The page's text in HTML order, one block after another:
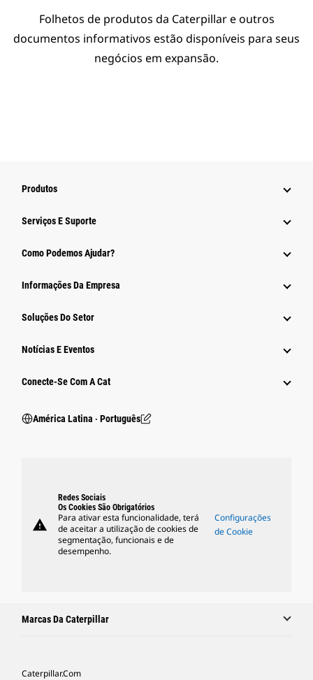
Folhetos de produtos da Caterpillar e outros
documentos informativos estão disponíveis para seus
negócios em expansão.
Produtos
Serviços E Suporte
Como Podemos Ajudar?
Informações Da Empresa
Soluções Do Setor
Notícias E Eventos
Conecte-Se Com A Cat
América Latina ‧ Português
warning
Redes Sociais
Os Cookies São Obrigatórios
Para ativar esta funcionalidade, terá
de aceitar a utilização de cookies de
segmentação, funcionais e de
desempenho.
Configurações
de Cookie
Marcas Da Caterpillar
Caterpillar.com